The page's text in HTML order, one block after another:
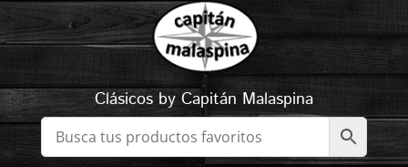
Clásicos by Capitán Malaspina